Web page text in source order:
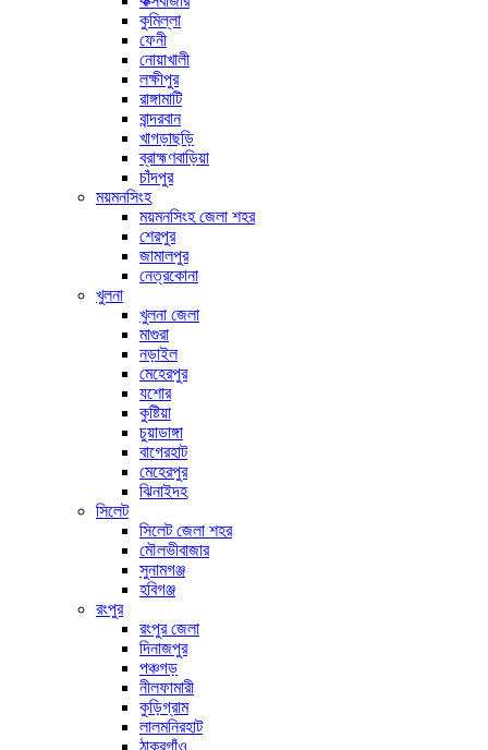
কুমিল্লা
ফেনী
নোয়াখালী
লক্ষীপুর
রাঙ্গামাটি
বান্দরবান
খাগড়াছড়ি
ব্রাহ্মণবাড়িয়া
চাঁদপুর
ময়মনসিংহ
ময়মনসিংহ জেলা শহর
শেরপুর
জামালপুর
নেত্রকোনা
খুলনা
খুলনা জেলা
মাগুরা
নড়াইল
মেহেরপুর
যশোর
কুষ্টিয়া
চুয়াডাঙ্গা
বাগেরহাট
মেহেরপুর
ঝিনাইদহ
সিলেট
সিলেট জেলা শহর
মৌলভীবাজার
সুনামগঞ্জ
হবিগঞ্জ
রংপুর
রংপুর জেলা
দিনাজপুর
পঞ্চগড়
নীলফামারী
কুড়িগ্রাম
লালমনিরহাট
ঠাকুরগাঁও